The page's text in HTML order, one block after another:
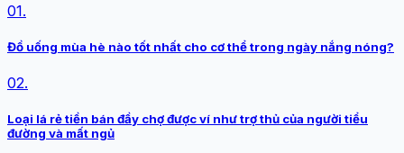
01.
Đồ uống mùa hè nào tốt nhất cho cơ thể trong ngày nắng nóng?
02.
Loại lá rẻ tiền bán đầy chợ được ví như trợ thủ của người tiểu
đường và mất ngủ